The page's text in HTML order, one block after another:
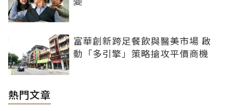
富華創新跨足餐飲與醫美市場 啟
動「多引擎」策略搶攻平價商機
熱門文章